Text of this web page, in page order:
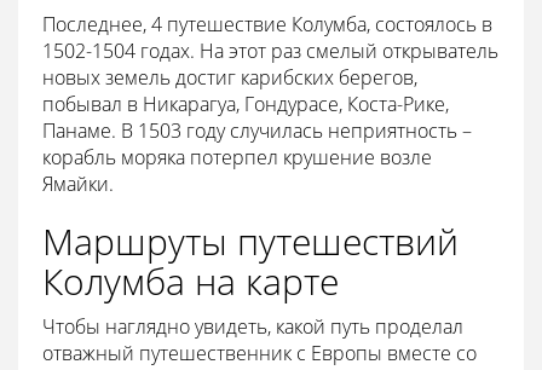
Последнее, 4 путешествие Колумба, состоялось в
1502-1504 годах. На этот раз смелый открыватель
новых земель достиг карибских берегов,
побывал в Никарагуа, Гондурасе, Коста-Рике,
Панаме. В 1503 году случилась неприятность –
корабль моряка потерпел крушение возле
Ямайки.
Маршруты путешествий
Колумба на карте
Чтобы наглядно увидеть, какой путь проделал
отважный путешественник с Европы вместе со